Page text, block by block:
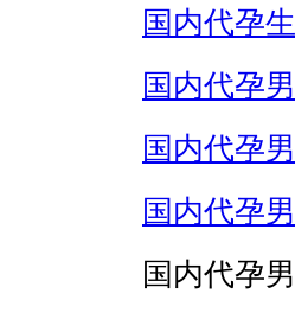
国内代孕
国内代孕
国内代孕
国内代孕
国内代孕